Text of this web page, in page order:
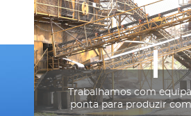
Trabalhamos com
ponta para produzir